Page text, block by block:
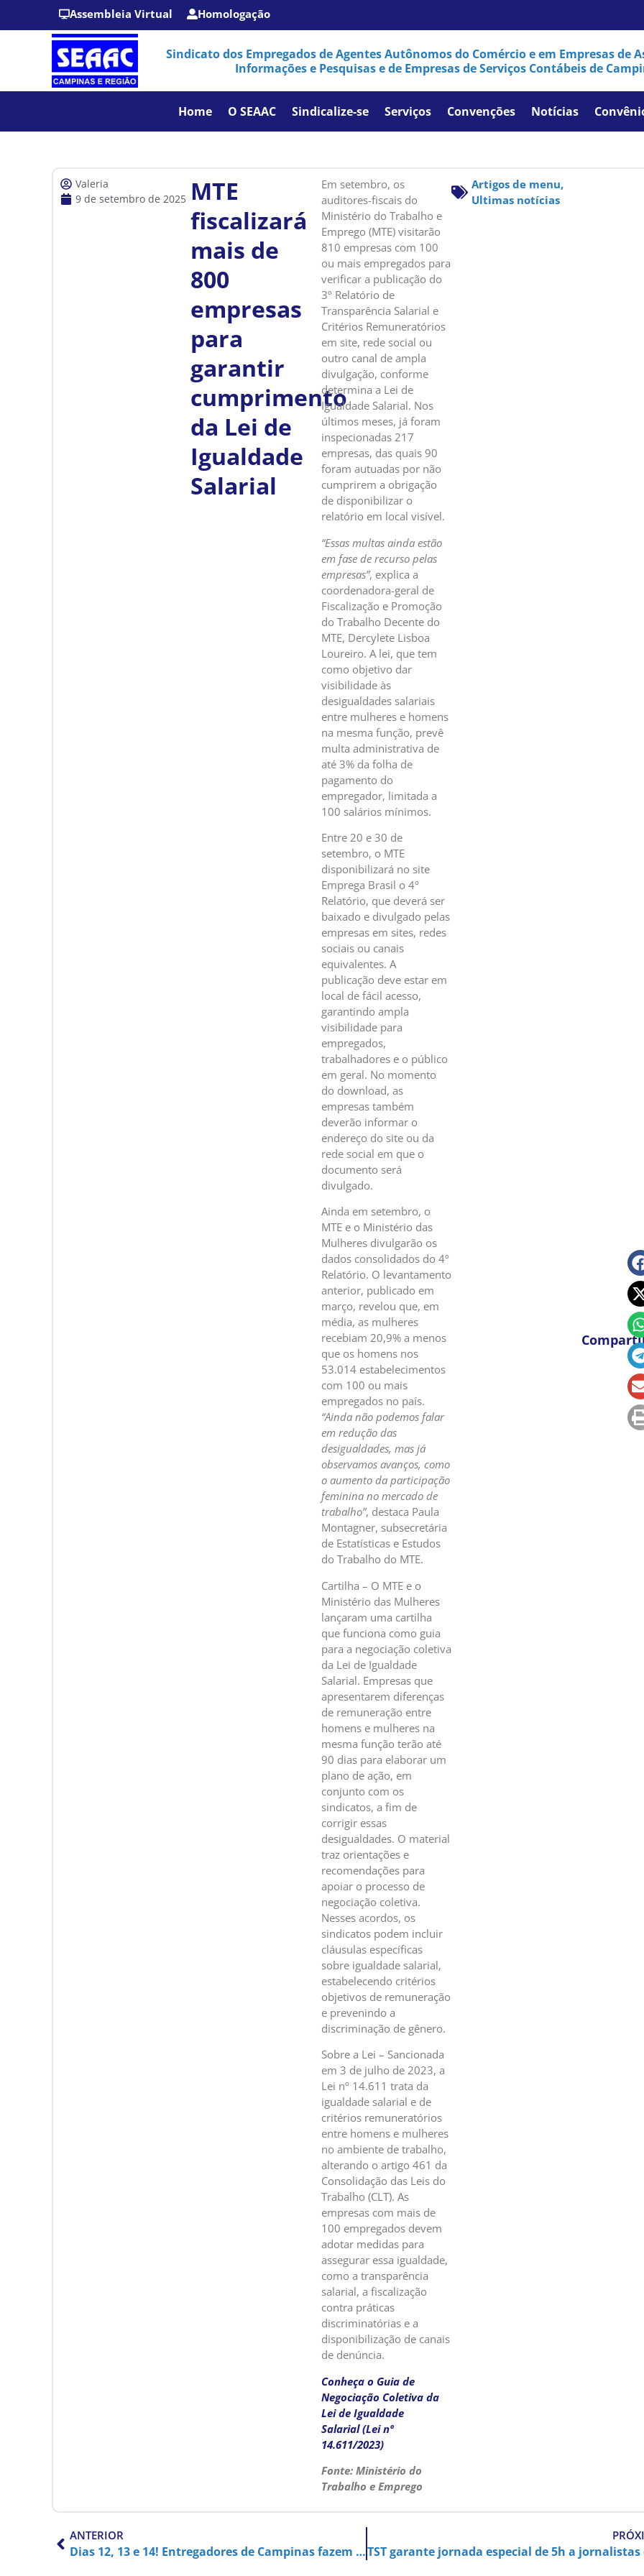
Assembleia Virtual Homologação
Sindicato dos Empregados de Agentes Autônomos do Comércio e em Empresas de
Informações e Pesquisas e de Empresas de Serviços Contábeis de
Home O SEAAC Sindicalize-se Serviços Convenções Notícias
Valeria
9 de setembro de 2025 MTE
fiscalizará
mais de
800
empresas
para
garantir
cumprimento
da Lei de
Igualdade
Salarial
Em setembro, os
auditores-fiscais do
Ministério do Trabalho e
Emprego (MTE) visitarão
810 empresas com 100
ou mais empregados para
verificar a publicação do
3º Relatório de
Transparência Salarial e
Critérios Remuneratórios
em site, rede social ou
outro canal de ampla
divulgação, conforme
determina a Lei de
Igualdade Salarial. Nos
últimos meses, já foram
inspecionadas 217
empresas, das quais 90
foram autuadas por não
cumprirem a obrigação
de disponibilizar o
relatório em local visível.
“Essas multas ainda estão
em fase de recurso pelas
empresas”, explica a
coordenadora-geral de
Fiscalização e Promoção
do Trabalho Decente do
MTE, Dercylete Lisboa
Loureiro. A lei, que tem
como objetivo dar
visibilidade às
desigualdades salariais
entre mulheres e homens
na mesma função, prevê
multa administrativa de
até 3% da folha de
pagamento do
empregador, limitada a
100 salários mínimos.
Entre 20 e 30 de
setembro, o MTE
disponibilizará no site
Emprega Brasil o 4º
Relatório, que deverá ser
baixado e divulgado pelas
empresas em sites, redes
sociais ou canais
equivalentes. A
publicação deve estar em
local de fácil acesso,
garantindo ampla
visibilidade para
empregados,
trabalhadores e o público
em geral. No momento
do download, as
empresas também
deverão informar o
endereço do site ou da
rede social em que o
documento será
divulgado.
Ainda em setembro, o
MTE e o Ministério das
Mulheres divulgarão os
dados consolidados do 4º
Relatório. O levantamento
anterior, publicado em
março, revelou que, em
média, as mulheres
recebiam 20,9% a menos
que os homens nos
53.014 estabelecimentos
com 100 ou mais
empregados no país.
“Ainda não podemos falar
em redução das
desigualdades, mas já
observamos avanços, como
o aumento da participação
feminina no mercado de
trabalho”, destaca Paula
Montagner, subsecretária
de Estatísticas e Estudos
do Trabalho do MTE.
Cartilha – O MTE e o
Ministério das Mulheres
lançaram uma cartilha
que funciona como guia
para a negociação coletiva
da Lei de Igualdade
Salarial. Empresas que
apresentarem diferenças
de remuneração entre
homens e mulheres na
mesma função terão até
90 dias para elaborar um
plano de ação, em
conjunto com os
sindicatos, a fim de
corrigir essas
desigualdades. O material
traz orientações e
recomendações para
apoiar o processo de
negociação coletiva.
Nesses acordos, os
sindicatos podem incluir
cláusulas específicas
sobre igualdade salarial,
estabelecendo critérios
objetivos de remuneração
e prevenindo a
discriminação de gênero.
Sobre a Lei – Sancionada
em 3 de julho de 2023, a
Lei nº 14.611 trata da
igualdade salarial e de
critérios remuneratórios
entre homens e mulheres
no ambiente de trabalho,
alterando o artigo 461 da
Consolidação das Leis do
Trabalho (CLT). As
empresas com mais de
100 empregados devem
adotar medidas para
assegurar essa igualdade,
como a transparência
salarial, a fiscalização
contra práticas
discriminatórias e a
disponibilização de canais
de denúncia.
Conheça o Guia de
Negociação Coletiva da
Lei de Igualdade
Salarial (Lei nº
14.611/2023)
Fonte: Ministério do
Trabalho e Emprego
Artigos de menu,
Ultimas notícias
ANTERIOR
Dias 12, 13 e 14! Entregadores de Campinas fazem breque contra precarização do trabalho